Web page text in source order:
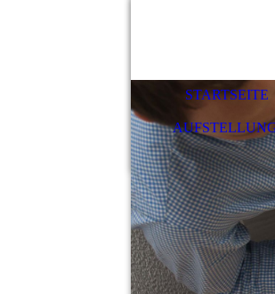
STARTSEITE